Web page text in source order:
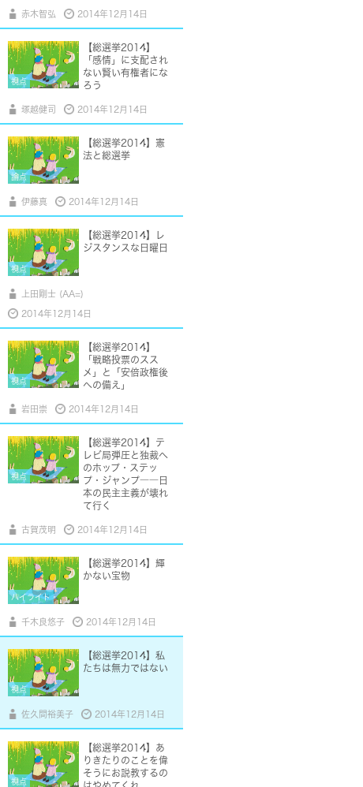
赤木智弘 2014年12月14日
視点
【総選挙2014】
「感情」に支配され
ない賢い有権者にな
ろう
塚越健司 2014年12月14日
論点
【総選挙2014】憲
法と総選挙
伊藤真 2014年12月14日
視点
【総選挙2014】レ
ジスタンスな日曜日
上田剛士 (AA=)
2014年12月14日
視点
【総選挙2014】
「戦略投票のスス
メ」と「安倍政権後
への備え」
岩田崇 2014年12月14日
視点
【総選挙2014】テ
レビ局弾圧と独裁へ
のホップ・ステッ
プ・ジャンプ――日
本の民主主義が壊れ
て行く
古賀茂明 2014年12月14日
ハイライト
【総選挙2014】輝
かない宝物
千木良悠子 2014年12月14日
視点
【総選挙2014】私
たちは無力ではない
佐久間裕美子 2014年12月14日
視点
【総選挙2014】あ
りきたりのことを偉
そうにお説教するの